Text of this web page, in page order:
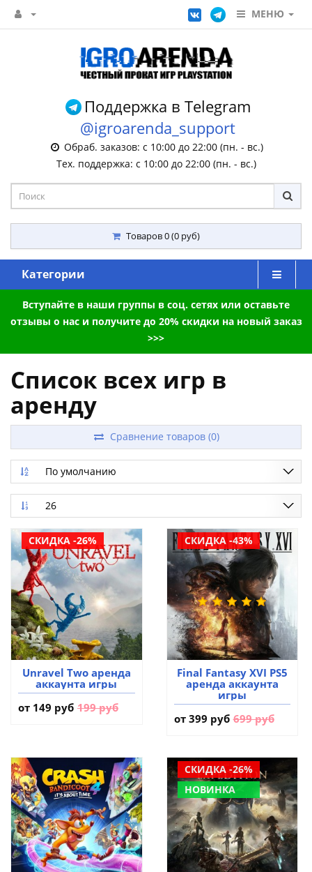
МЕНЮ
Поддержка в Telegram
@igroarenda_support
Обраб. заказов: с 10:00 до 22:00 (пн. - вс.)
Тех. поддержка: с 10:00 до 22:00 (пн. - вс.)
Товаров 0 (0 руб)
Категории
Вступайте в наши группы в соц. сетях или оставьте
отзывы о нас и получите до 20% скидки на новый заказ
>>>
Список всех игр в
аренду
Сравнение товаров (0)
По умолчанию
26
СКИДКА -26%
Unravel Two аренда
аккаунта игры
от 149 руб 199 руб
СКИДКА -43%
Final Fantasy XVI PS5
аренда аккаунта
игры
от 399 руб 699 руб
СКИДКА -26%
НОВИНКА